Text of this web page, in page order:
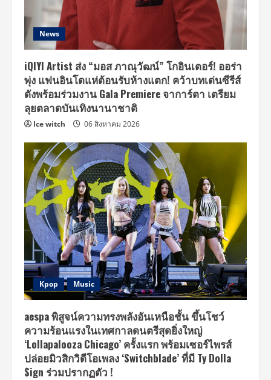
News
iQIYI Artist ส่ง “มอส ภาณุวัฒน์” โกอินเตอร์! ออร่า
พุ่ง แฟนอินโดแห่ต้อนรับห้างแตก! คว้าบทเด่นซีรีส์
ดังพร้อมร่วมงาน Gala Premiere จาการ์ตา เตรียม
ลุยตลาดบันเทิงนานาชาติ
Ice witch 06 สิงหาคม 2026
Kpop Music
aespa พิสูจน์ความทรงพลังอันเหนือชั้น ขึ้นโชว์
ความร้อนแรงในเทศกาลดนตรีสุดยิ่งใหญ่
‘Lollapalooza Chicago’ ครั้งแรก พร้อมเซอร์ไพรส์
ปล่อยมิวสิกวิดีโอเพลง ‘Switchblade’ ที่มี Ty Dolla
$ign ร่วมปรากฏตัว !